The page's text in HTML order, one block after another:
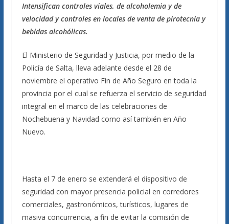
Intensifican controles viales, de alcoholemia y de
velocidad y controles en locales de venta de pirotecnia y
bebidas alcohólicas.
El Ministerio de Seguridad y Justicia, por medio de la
Policía de Salta, lleva adelante desde el 28 de
noviembre el operativo Fin de Año Seguro en toda la
provincia por el cual se refuerza el servicio de seguridad
integral en el marco de las celebraciones de
Nochebuena y Navidad como así también en Año
Nuevo.
Hasta el 7 de enero se extenderá el dispositivo de
seguridad con mayor presencia policial en corredores
comerciales, gastronómicos, turísticos, lugares de
masiva concurrencia, a fin de evitar la comisión de